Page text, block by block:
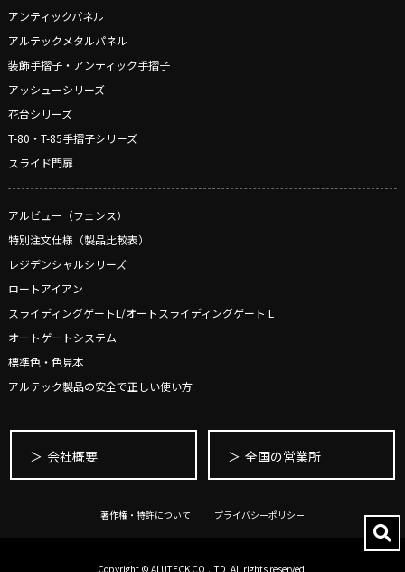
アンティックパネル
アルテックメタルパネル
装飾手摺子・アンティック手摺子
アッシューシリーズ
花台シリーズ
T-80・T-85手摺子シリーズ
スライド門扉
アルビュー（フェンス）
特別注文仕様（製品比較表）
レジデンシャルシリーズ
ロートアイアン
スライディングゲートL/オートスライディングゲート L
オートゲートシステム
標準色・色見本
アルテック製品の安全で正しい使い方
会社概要 全国の営業所
著作権・特許について プライバシーポリシー
Copyright © ALUTECK CO,.LTD, All rights reserved.